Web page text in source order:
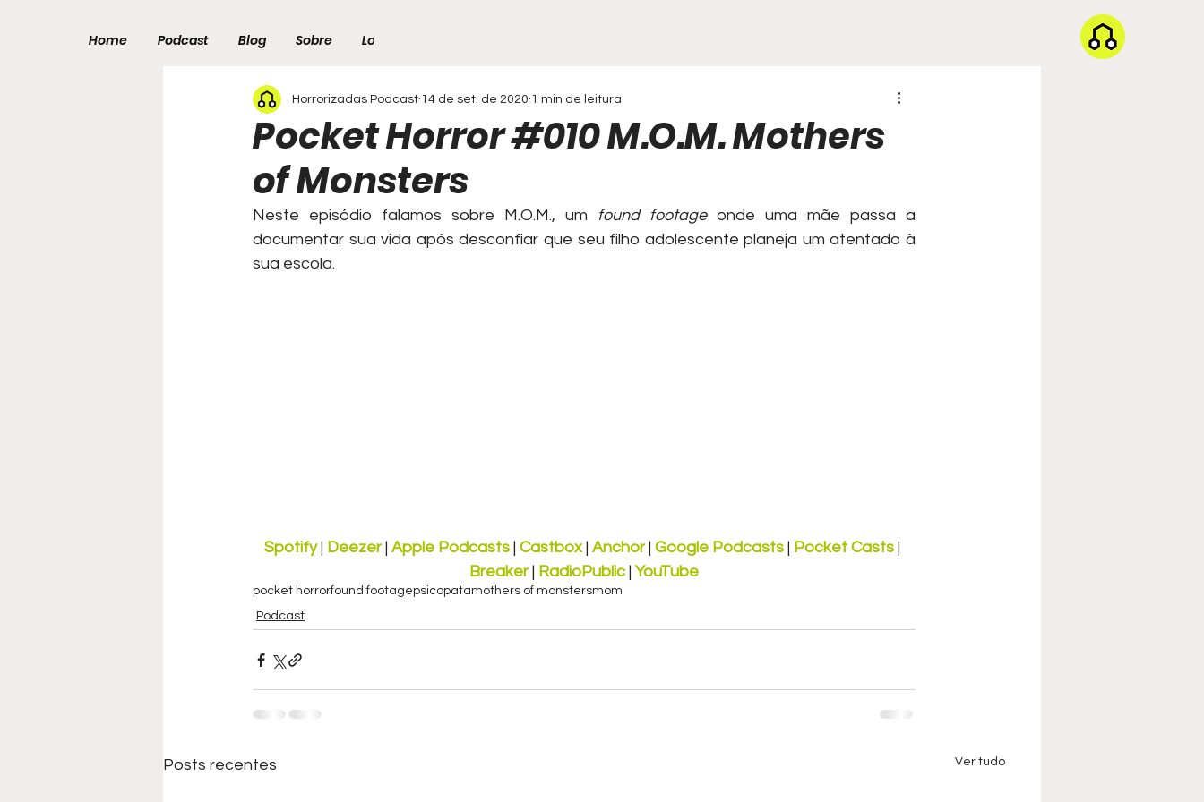
Home Podcast Blog Sobre Loja
Pocket Horror #010 M.O.M. Mothers
of Monsters
Horrorizadas Podcast 14 de set. de 2020 1 min de leitura
Neste episódio falamos sobre M.O.M., um found footage onde uma mãe passa a
documentar sua vida após desconfiar que seu filho adolescente planeja um atentado à
sua escola.
Spotify | Deezer | Apple Podcasts | Castbox | Anchor | Google Podcasts | Pocket Casts |
Breaker | RadioPublic | YouTube
pocket horrorfound footagepsicopatamothers of monstersmom
Podcast
Posts recentes Ver tudo